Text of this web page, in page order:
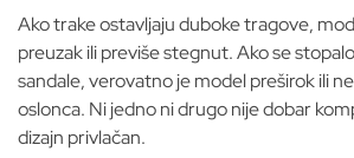
Ako trake ostavljaju duboke tragove,
preuzak ili previše stegnut. Ako se
sandale, verovatno je model preširok ili
oslonca. Ni jedno ni drugo nije dobar
dizajn privlačan.